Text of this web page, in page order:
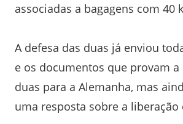
associadas a bagagens com 40
A defesa das duas já enviou
e os documentos que provam a
duas para a Alemanha, mas
uma resposta sobre a liberação